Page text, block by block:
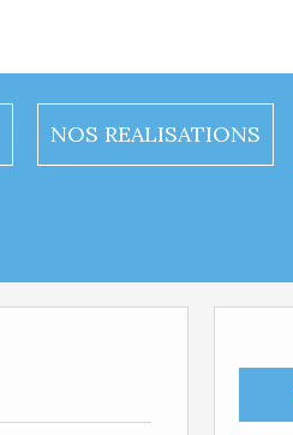
NOS REALISATIONS